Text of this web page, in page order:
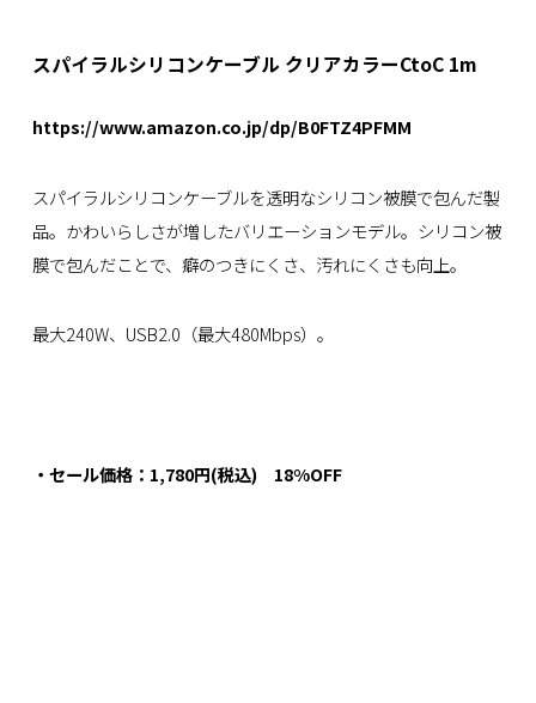
スパイラルシリコンケーブル クリアカラーCtoC 1m
https://www.amazon.co.jp/dp/B0FTZ4PFMM
スパイラルシリコンケーブルを透明なシリコン被膜で包んだ製
品。かわいらしさが増したバリエーションモデル。シリコン被
膜で包んだことで、癖のつきにくさ、汚れにくさも向上。
最大240W、USB2.0（最大480Mbps）。
・セール価格：1,780円(税込) 18%OFF